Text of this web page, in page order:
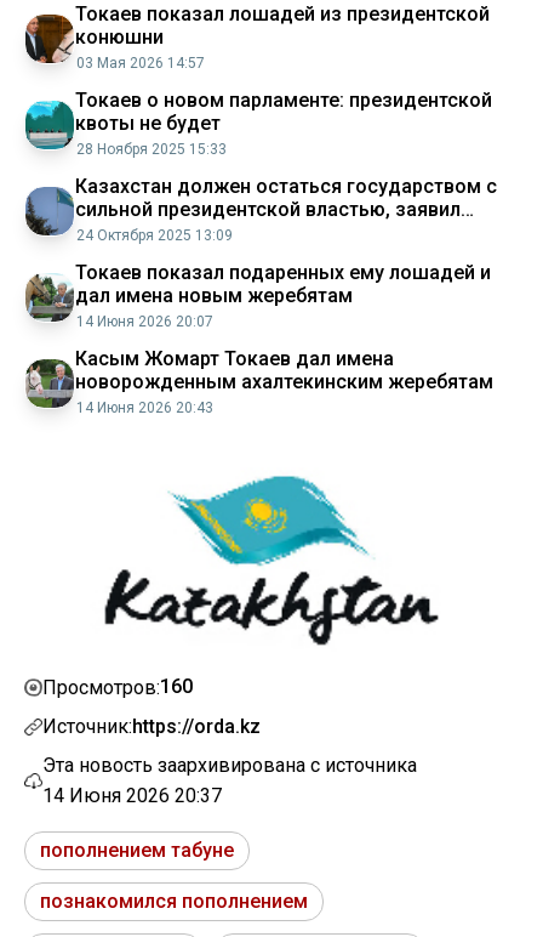
Токаев показал лошадей из президентской
конюшни
03 Мая 2026 14:57
Токаев о новом парламенте: президентской
квоты не будет
28 Ноября 2025 15:33
Казахстан должен остаться государством с
сильной президентской властью, заявил
Токаев
24 Октября 2025 13:09
Токаев показал подаренных ему лошадей и
дал имена новым жеребятам
14 Июня 2026 20:07
Касым Жомарт Токаев дал имена
новорожденным ахалтекинским жеребятам
14 Июня 2026 20:43
Просмотров:160
Источник:https://orda.kz
Эта новость заархивирована с источника
14 Июня 2026 20:37
пополнением табуне
познакомился пополнением